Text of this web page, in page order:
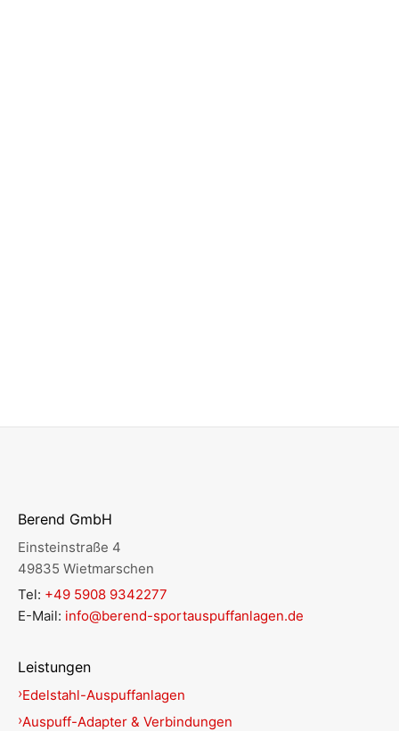
Berend GmbH
Einsteinstraße 4
49835 Wietmarschen
Tel: +49 5908 9342277
E-Mail: info@berend-sportauspuffanlagen.de
Leistungen
Edelstahl-Auspuffanlagen
Auspuff-Adapter & Verbindungen